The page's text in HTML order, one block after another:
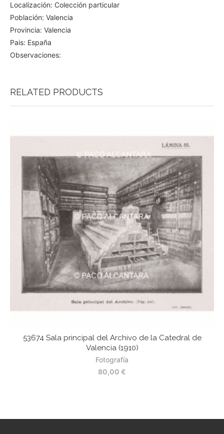
Localización: Colección particular
Población: Valencia
Provincia: Valencia
Pais: España
Observaciones:
RELATED PRODUCTS
53674 Sala principal del Archivo de la Catedral de
Valencia (1910)
Fotografía
80,00 €